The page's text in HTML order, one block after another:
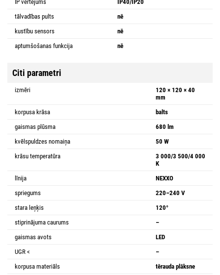
IP vērtējums
IP40/IP20
tālvadības pults
nē
kustību sensors
nē
aptumšošanas funkcija
nē
Citi parametri
izmēri
120 × 120 × 40
mm
korpusa krāsa
balts
gaismas plūsma
680 lm
kvēlspuldzes nomaiņa
50 W
krāsu temperatūra
3 000/3 500/4 000
K
līnija
NEXXO
spriegums
220–240 V
stara leņķis
120°
stiprinājuma caurums
–
gaismas avots
LED
UGR <
–
korpusa materiāls
tērauda plāksne